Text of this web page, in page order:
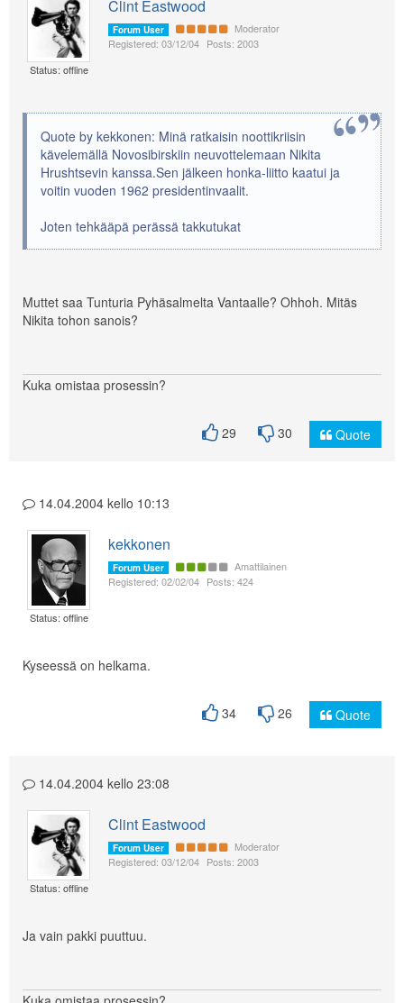
Status: offline
Clint Eastwood
Forum User
Moderator
Registered: 03/12/04 Posts: 2003
Quote by kekkonen: Minä ratkaisin noottikriisin
kävelemällä Novosibirskiin neuvottelemaan Nikita
Hrushtsevin kanssa.Sen jälkeen honka-liitto kaatui ja
voitin vuoden 1962 presidentinvaalit.
Joten tehkääpä perässä takkutukat
Muttet saa Tunturia Pyhäsalmelta Vantaalle? Ohhoh. Mitäs
Nikita tohon sanois?
Kuka omistaa prosessin?
29 30 Quote
14.04.2004 kello 10:13
Status: offline
kekkonen
Forum User
Amattilainen
Registered: 02/02/04 Posts: 424
Kyseessä on helkama.
34 26 Quote
14.04.2004 kello 23:08
Status: offline
Clint Eastwood
Forum User
Moderator
Registered: 03/12/04 Posts: 2003
Ja vain pakki puuttuu.